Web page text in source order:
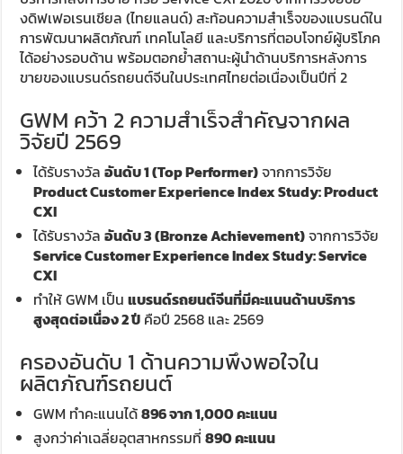
งดิฟเฟอเรนเชียล (ไทยแลนด์) สะท้อนความสำเร็จของแบรนด์ใน
การพัฒนาผลิตภัณฑ์ เทคโนโลยี และบริการที่ตอบโจทย์ผู้บริโภค
ได้อย่างรอบด้าน พร้อมตอกย้ำสถานะผู้นำด้านบริการหลังการ
ขายของแบรนด์รถยนต์จีนในประเทศไทยต่อเนื่องเป็นปีที่ 2
GWM คว้า 2 ความสำเร็จสำคัญจากผล
วิจัยปี 2569
ได้รับรางวัลอันดับ 1 (Top Performer)จากการวิจัย
Product Customer Experience Index Study: Product
CXI
ได้รับรางวัลอันดับ 3 (Bronze Achievement)จากการวิจัย
Service Customer Experience Index Study: Service
CXI
ทำให้ GWM เป็นแบรนด์รถยนต์จีนที่มีคะแนนด้านบริการ
สูงสุดต่อเนื่อง 2 ปี คือปี 2568 และ 2569
ครองอันดับ 1 ด้านความพึงพอใจใน
ผลิตภัณฑ์รถยนต์
GWM ทำคะแนนได้896 จาก 1,000 คะแนน
สูงกว่าค่าเฉลี่ยอุตสาหกรรมที่890 คะแนน